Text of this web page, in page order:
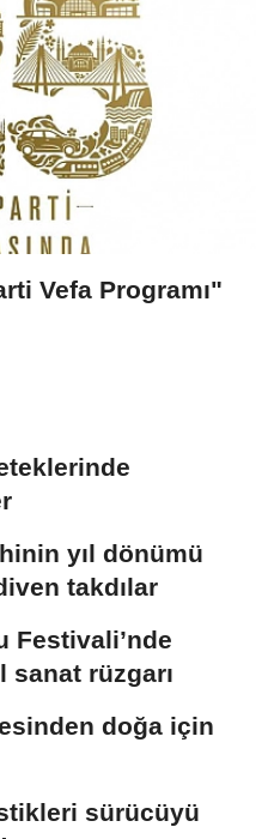
Vefa Programı"
yıl dönümü
takdılar
Festivali’nde
sanat rüzgarı
doğa için
sürücüyü